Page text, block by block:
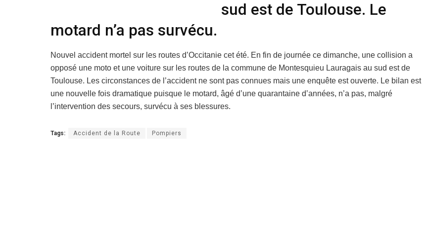
sud est de Toulouse. Le
motard n’a pas survécu.
Nouvel accident mortel sur les routes d’Occitanie cet été. En fin de journée ce dimanche, une collision a
opposé une moto et une voiture sur les routes de la commune de Montesquieu Lauragais au sud est de
Toulouse. Les circonstances de l’accident ne sont pas connues mais une enquête est ouverte. Le bilan est
une nouvelle fois dramatique puisque le motard, âgé d’une quarantaine d’années, n’a pas, malgré
l’intervention des secours, survécu à ses blessures.
Tags: Accident de la Route Pompiers